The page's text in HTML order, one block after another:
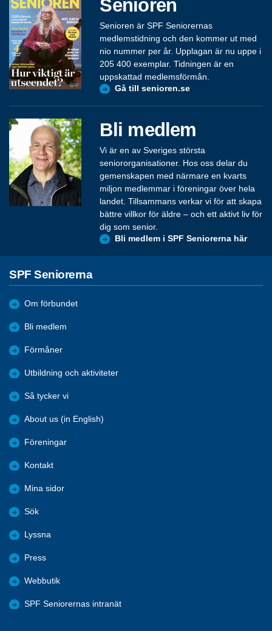
Senioren
Senioren är SPF Seniorernas
medlemstidning och den kommer ut med
nio nummer per år. Upplagan är nu uppe i
205 400 exemplar. Tidningen är en
uppskattad medlemsförmån.
Gå till senioren.se
Bli medlem
Vi är en av Sveriges största
seniororganisationer. Hos oss delar du
gemenskapen med närmare en kvarts
miljon medlemmar i föreningar över hela
landet. Tillsammans verkar vi för att skapa
bättre villkor för äldre – och ett aktivt liv för
dig som senior.
Bli medlem i SPF Seniorerna här
SPF Seniorerna
Om förbundet
Bli medlem
Förmåner
Utbildning och aktiviteter
Så tycker vi
About us (in English)
Föreningar
Kontakt
Mina sidor
Sök
Lyssna
Press
Webbutik
SPF Seniorernas intranät